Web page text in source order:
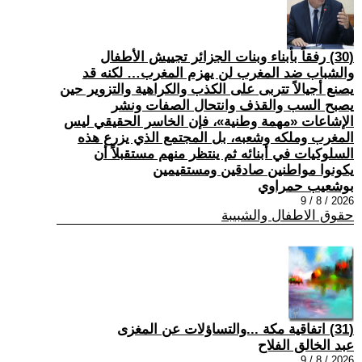
(30) رفقاً بأبناء وبنات الجزائر تجييش الأطفال
والشباب ضد المغرب لن يهزم المغرب… لكنه قد
يصنع أجيالاً تتربى على الكذب والكراهية والتزوير حين
يصبح السب والقذف وانتحال الصفات ونشر
الإشاعات «مهمة وطنية»، فإن الخاسر الحقيقي ليس
المغرب وملكه وشعبه، بل المجتمع الذي يزرع هذه
السلوكيات في أبنائه ثم ينتظر منهم مستقبلاً أن
يكونوا مواطنين صادقين ومستقيمين
بوشعيب حمراوي
2026 / 8 / 9
حقوق الاطفال والشبيبة
(31) اتفاقية مكة ...والتساؤلات عن المغزى
عبد الخالق الفلاح